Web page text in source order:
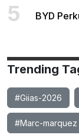
5 BYD
Trending
#Giias-2026
#Marc-marquez